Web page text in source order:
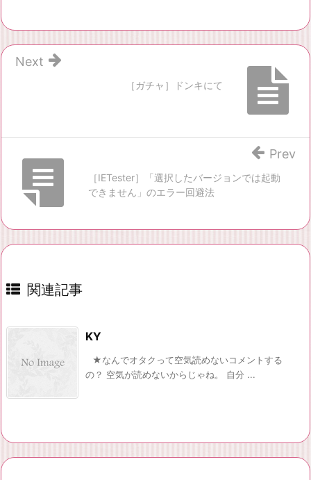
［ガチャ］ドンキにて
Next
［IETester］「選択したバージョンでは起動
できません」のエラー回避法
Prev
関連記事
KY
★なんでオタクって空気読めないコメントする
の？ 空気が読めないからじゃね。 自分 ...